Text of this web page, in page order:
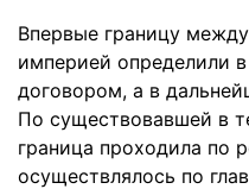
Впервые границу
империей определили
договором, а в
По существовавшей в
граница проходила по
осуществлялось по